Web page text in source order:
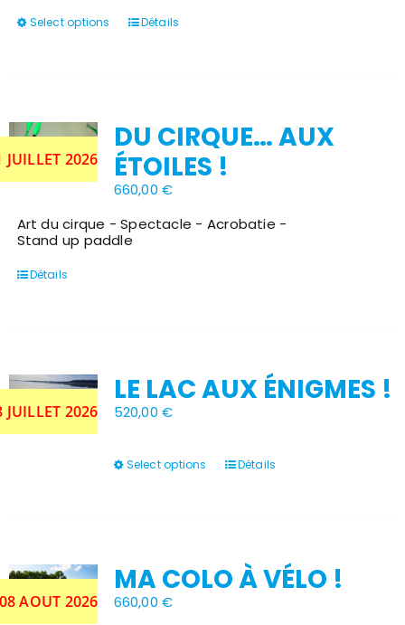
Select options
Ce
peuvent
être
choisies
sur
la
page
du
produit
Détails
JUILLET 2026
DU CIRQUE… AUX
ÉTOILES !
660,00€
Art du cirque - Spectacle - Acrobatie -
Stand up paddle
Détails
JUILLET 2026
LE LAC AUX ÉNIGMES !
520,00€
Select options
Ce
options
peuvent
être
Détails
AOUT 2026
MA COLO À VÉLO !
660,00€